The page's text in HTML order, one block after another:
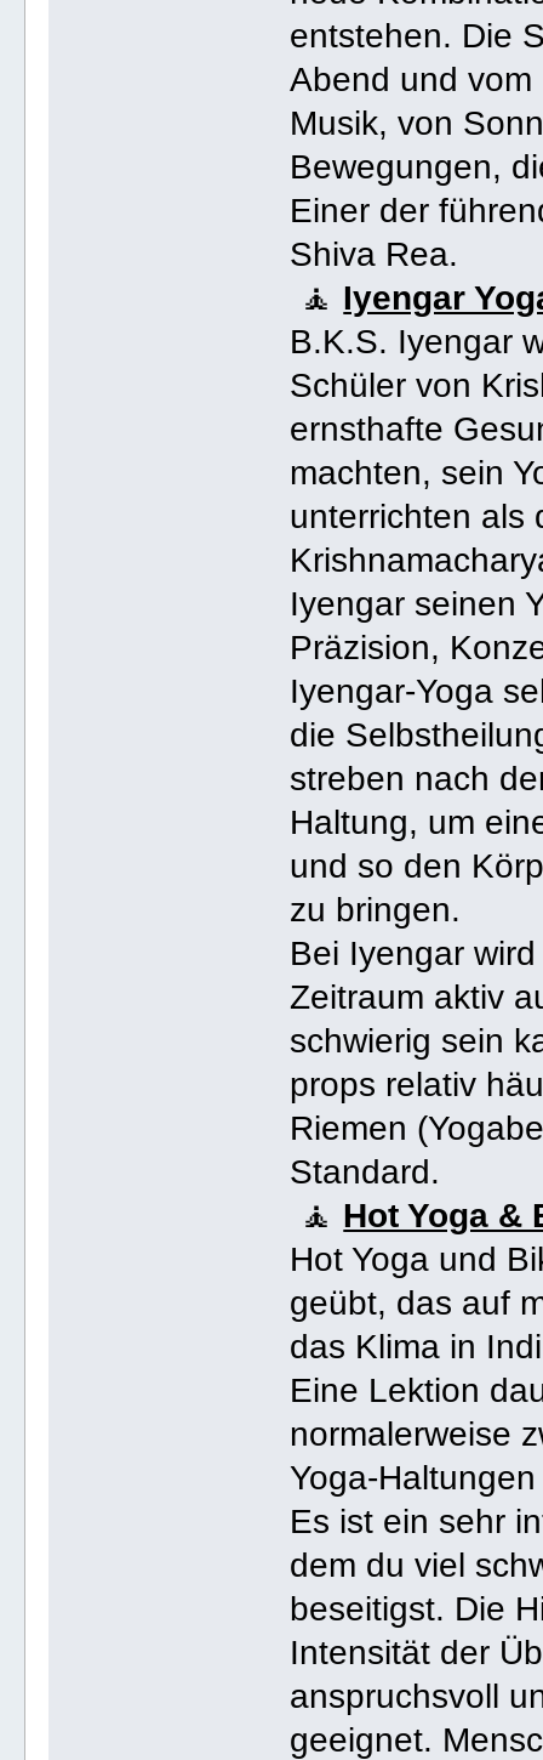
entstehen. Die
Abend und vom
Musik, von
Bewegungen,
Einer der
Shiva Rea.
🧘 Iyengar
B.K.S. Iyengar
Schüler von
ernsthafte
machten, sein
unterrichten als
Iyengar seinen
Präzision,
Iyengar-Yoga
die
streben nach
Haltung, um
und so den
zu bringen.
Bei Iyengar
Zeitraum aktiv
schwierig sein
props relativ
Riemen
Standard.
🧘 Hot Yoga &
Hot Yoga und
geübt, das auf
das Klima in
Eine Lektion
normalerweise
Yoga-
Es ist ein sehr
dem du viel
beseitigst. Die
Intensität der
anspruchsvoll
geeignet.